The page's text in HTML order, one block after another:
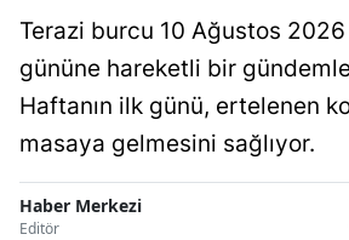
Rize
Sakarya
Samsun
Siirt
Terazi burcu 10 Ağustos
gününe hareketli bir
Haftanın ilk günü, ertelenen
masaya gelmesini sağlıyor.
Haber Merkezi
Editör